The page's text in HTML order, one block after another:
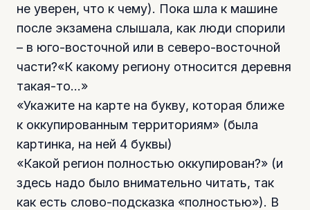
не уверен, что к чему). Пока шла к машине
после экзамена слышала, как люди спорили
– в юго-восточной или в северо-восточной
части?«К какому региону относится деревня
такая-то…»
«Укажите на карте на букву, которая ближе
к оккупированным территориям» (была
картинка, на ней 4 буквы)
«Какой регион полностью оккупирован?» (и
здесь надо было внимательно читать, так
как есть слово-подсказка «полностью»). В